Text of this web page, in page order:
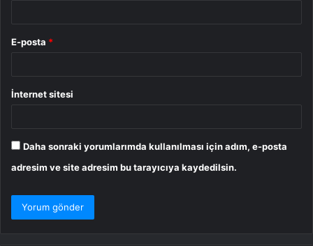
E-posta *
İnternet sitesi
Daha sonraki yorumlarımda kullanılması için adım, e-posta
adresim ve site adresim bu tarayıcıya kaydedilsin.